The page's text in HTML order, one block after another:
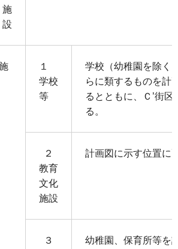
施
設
１
学校
等
学校（幼稚園を除く
らに類するものを計
るとともに、Ｃ’街
る。
２
教育
文化
施設
計画図に示す位置に
３ 幼稚園、保育所等を